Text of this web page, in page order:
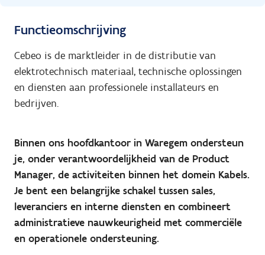
Functieomschrijving
Cebeo is de marktleider in de distributie van
elektrotechnisch materiaal, technische oplossingen
en diensten aan professionele installateurs en
bedrijven.
Binnen ons hoofdkantoor in Waregem ondersteun
je, onder verantwoordelijkheid van de Product
Manager, de activiteiten binnen het domein Kabels.
Je bent een belangrijke schakel tussen sales,
leveranciers en interne diensten en combineert
administratieve nauwkeurigheid met commerciële
en operationele ondersteuning.